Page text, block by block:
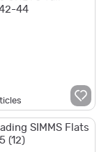
44
SIMMS Flats
(12)